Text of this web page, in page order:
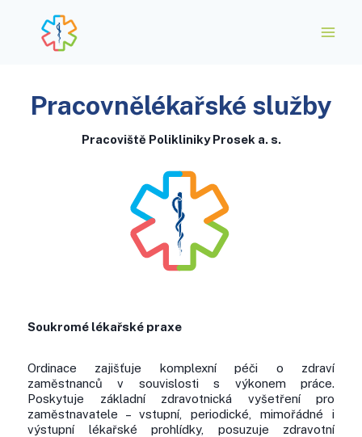
Pracovnělékařské služby
Pracoviště Polikliniky Prosek a. s.
Soukromé lékařské praxe
Ordinace zajišťuje komplexní péči o zdraví
zaměstnanců v souvislosti s výkonem práce.
Poskytuje základní zdravotnická vyšetření pro
zaměstnavatele – vstupní, periodické, mimořádné i
výstupní lékařské prohlídky, posuzuje zdravotní